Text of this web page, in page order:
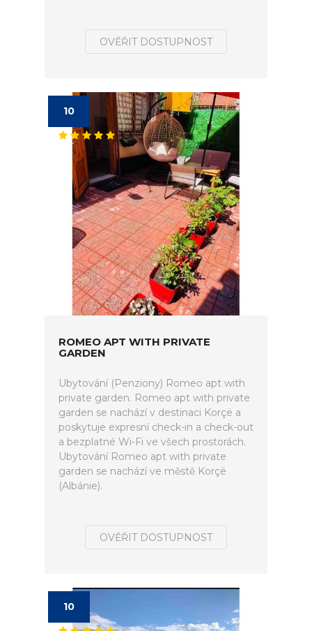
OVĚŘIT DOSTUPNOST
10
ROMEO APT WITH PRIVATE
GARDEN
Ubytování (Penziony) Romeo apt with
private garden. Romeo apt with private
garden se nachází v destinaci Korçë a
poskytuje expresní check-in a check-out
a bezplatné Wi-Fi ve všech prostorách.
Ubytování Romeo apt with private
garden se nachází ve městě Korçë
(Albánie).
OVĚŘIT DOSTUPNOST
10